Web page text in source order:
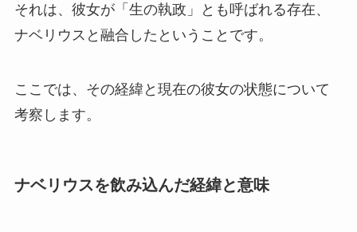
それは、彼女が「生の執政」とも呼ばれる存在、
ナベリウスと融合したということです。
ここでは、その経緯と現在の彼女の状態について
考察します。
ナベリウスを飲み込んだ経緯と意味